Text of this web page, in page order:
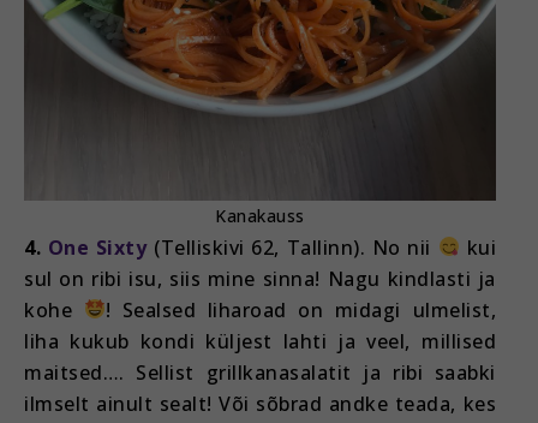
Kanakauss
4. One Sixty (Telliskivi 62, Tallinn). No nii
kui
sul on ribi isu, siis mine sinna! Nagu kindlasti ja
kohe
! Sealsed liharoad on midagi ulmelist,
liha kukub kondi küljest lahti ja veel, millised
maitsed…. Sellist grillkanasalatit ja ribi saabki
ilmselt ainult sealt! Või sõbrad andke teada, kes